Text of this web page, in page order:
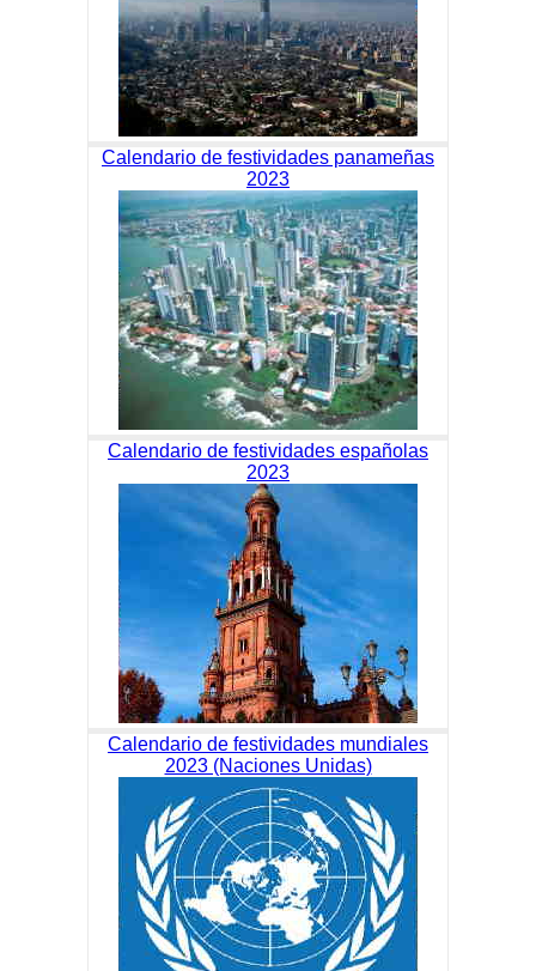
Calendario de festividades panameñas
2023
Calendario de festividades españolas
2023
Calendario de festividades mundiales
2023 (Naciones Unidas)